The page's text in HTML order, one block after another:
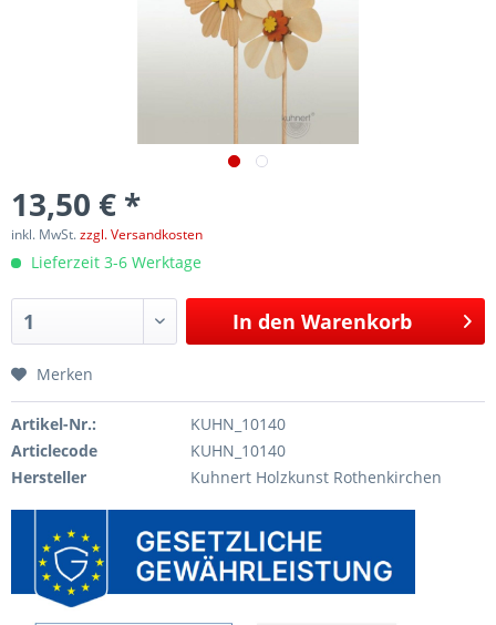
13,50 € *
inkl. MwSt.zzgl. Versandkosten
Lieferzeit 3-6 Werktage
In den Warenkorb
Merken
Artikel-Nr.:
KUHN_10140
Articlecode
KUHN_10140
Hersteller
Kuhnert Holzkunst Rothenkirchen